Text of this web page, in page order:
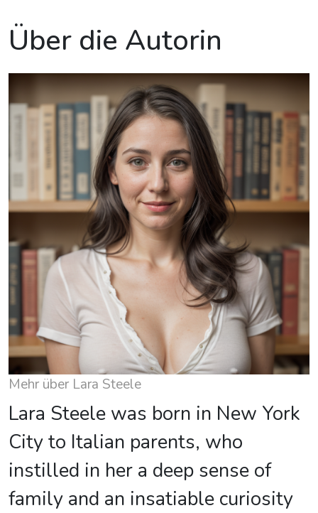
Über die Autorin
Mehr über Lara Steele
Lara Steele was born in New York
City to Italian parents, who
instilled in her a deep sense of
family and an insatiable curiosity